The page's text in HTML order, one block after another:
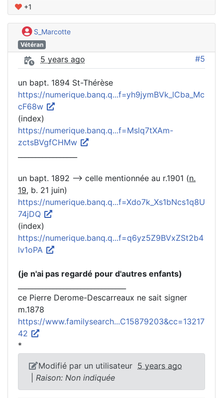
+1
S_Marcotte
Vétéran
5 years ago #5
un bapt. 1894 St-Thérèse
https://numerique.banq.q...f=yh9jymBVk_lCba_Mc
cF68w
(index)
https://numerique.banq.q...f=Mslq7tXAm-
zctsBVgfCHMw
un bapt. 1892 --> celle mentionnée au r.1901 (n.
19, b. 21 juin)
https://numerique.banq.q...f=Xdo7k_Xs1bNcs1q8U
74jDQ
(index)
https://numerique.banq.q...f=q6yz5Z9BVxZSt2b4
lv1oPA
(je n'ai pas regardé pour d'autres enfants)
ce Pierre Derome-Descarreaux ne sait signer
m.1878
https://www.familysearch...C15879203&cc=13217
42
*
Modifié par un utilisateur 5 years ago
Raison: Non indiquée